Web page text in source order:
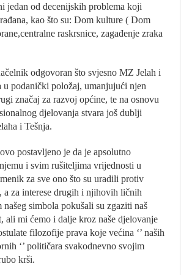
jedan od decenijskih problema koji
kao što su: Dom kulture ( Dom
raskrsnice, zagađenje zraka
odgovoran što svjesno MZ Jelah i
u podanički položaj, umanjujući njen
značaj za razvoj općine, te na osnovu
djelovanja stvara još dublji
i Tešnja.
postavljeno je da je apsolutno
i svim rušiteljima vrijednosti u
za sve ono što su uradili protiv
a za interese drugih i njihovih ličnih
našeg simbola pokušali su zgaziti naš
ali mi ćemo i dalje kroz naše djelovanje
filozofije prava koje većina ‘’ naših
‘’ političara svakodnevno svojim
krši.